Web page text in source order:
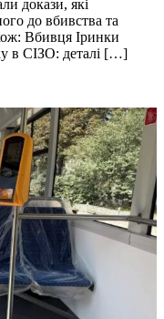
докази, які
до вбивства та
Вбивця Іринки
в СІЗО: деталі […]